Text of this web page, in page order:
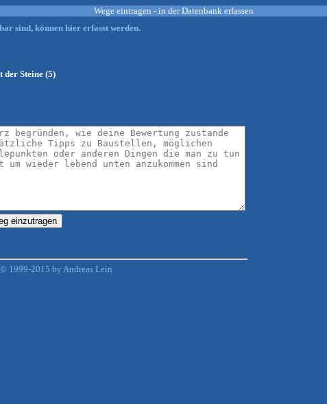
Wege eintragen - in der Datenbank erfassen
sind, können hier erfasst werden.
der Steine (5)
1999-2015 by Andreas Lein